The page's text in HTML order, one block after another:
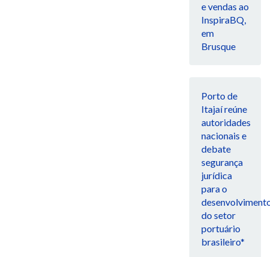
e vendas ao
InspiraBQ,
em
Brusque
Porto de
Itajaí reúne
autoridades
nacionais e
debate
segurança
jurídica
para o
do setor
portuário
brasileiro*